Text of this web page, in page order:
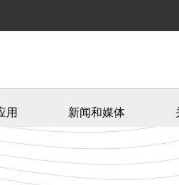
用 新闻和媒体